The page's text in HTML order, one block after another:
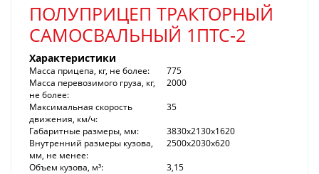
ПОЛУПРИЦЕП ТРАКТОРНЫЙ
САМОСВАЛЬНЫЙ 1ПТС-2
Характеристики
Масса прицепа, кг, не более:
775
Масса перевозимого груза, кг,
не более:
2000
Максимальная скорость
движения, км/ч:
35
Габаритные размеры, мм:
3830x2130x1620
Внутренний размеры кузова,
мм, не менее:
2500x2030x620
Объем кузова, м³:
3,15